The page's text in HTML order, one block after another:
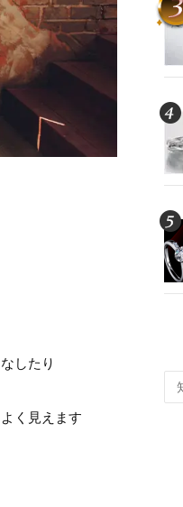
したり
く見えます